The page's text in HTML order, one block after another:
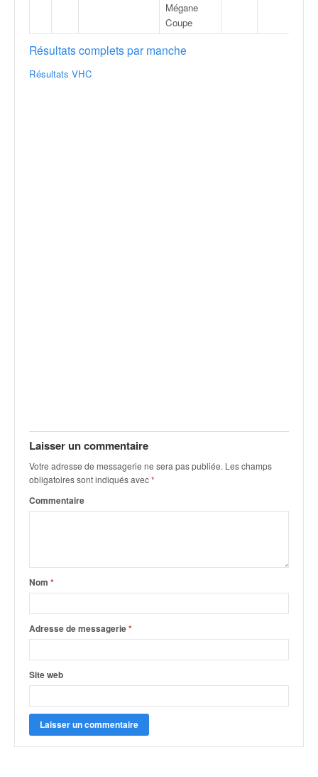
Mégane
Coupe
Résultats complets par manche
Résultats VHC
Laisser un commentaire
Votre adresse de messagerie ne sera pas publiée. Les champs
obligatoires sont indiqués avec*
Commentaire
Nom *
Adresse de messagerie*
Site web